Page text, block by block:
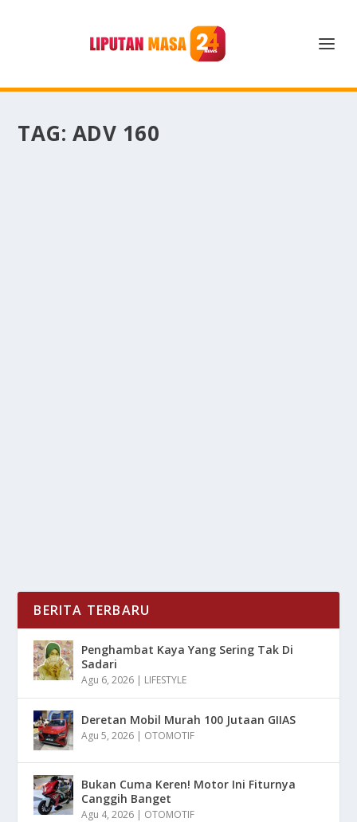
TAG: ADV 160
BERITA TERBARU
Penghambat Kaya Yang Sering Tak Di
Sadari
Agu 6, 2026 | LIFESTYLE
Deretan Mobil Murah 100 Jutaan GIIAS
Agu 5, 2026 | OTOMOTIF
Bukan Cuma Keren! Motor Ini Fiturnya
Canggih Banget
Agu 4, 2026 | OTOMOTIF